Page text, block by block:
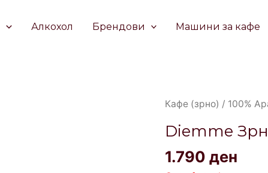
Алкохол Брендови Машини за кафе
Кафе (зрно) / 100%
Diemme
1.790ден